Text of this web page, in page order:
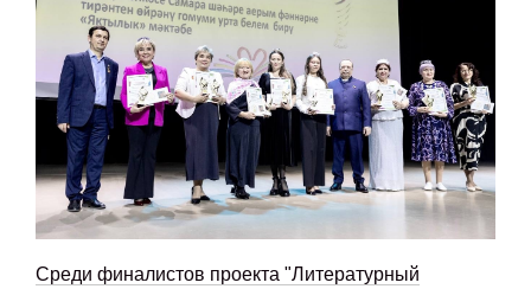
Среди финалистов проекта "Литературный